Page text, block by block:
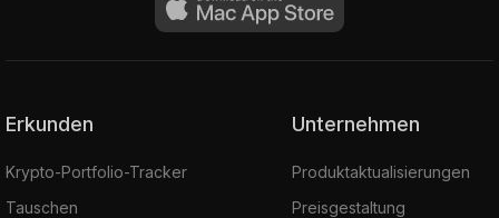
Erkunden
Krypto-Portfolio-Tracker
Tauschen
Unternehmen
Produktaktualisierungen
Preisgestaltung